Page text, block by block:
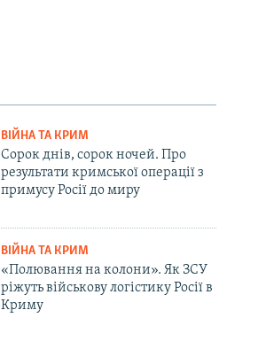
ВІЙНА ТА КРИМ
Сорок днів, сорок ночей. Про
результати кримської операції з
примусу Росії до миру
ВІЙНА ТА КРИМ
«Полювання на колони». Як ЗСУ
ріжуть військову логістику Росії в
Криму